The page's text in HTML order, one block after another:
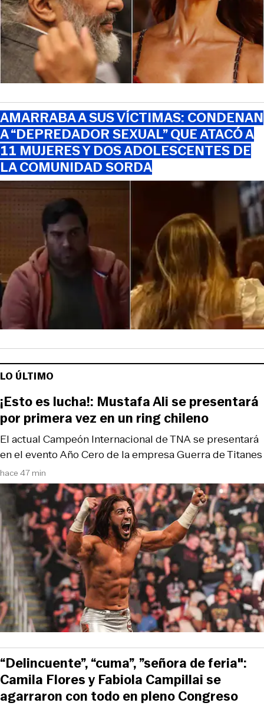
AMARRABA A SUS VÍCTIMAS: CONDENAN
A “DEPREDADOR SEXUAL” QUE ATACÓ A
11 MUJERES Y DOS ADOLESCENTES DE
LA COMUNIDAD SORDA
LO ÚLTIMO
hace 47 min
El actual Campeón Internacional de TNA se presentará
en el evento Año Cero de la empresa Guerra de Titanes
¡Esto es lucha!: Mustafa Ali se presentará
por primera vez en un ring chileno
“Delincuente”, “cuma”, ”señora de feria":
Camila Flores y Fabiola Campillai se
agarraron con todo en pleno Congreso